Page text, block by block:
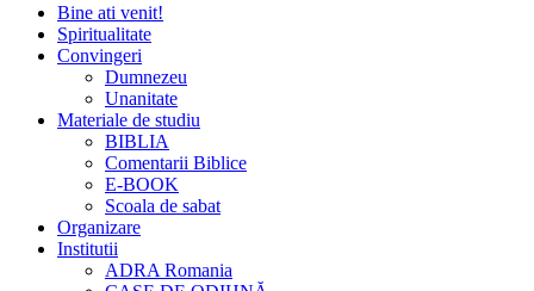
Bine ati venit!
Spiritualitate
Convingeri
Dumnezeu
Unanitate
Materiale de studiu
BIBLIA
Comentarii Biblice
E-BOOK
Scoala de sabat
Organizare
Institutii
ADRA Romania